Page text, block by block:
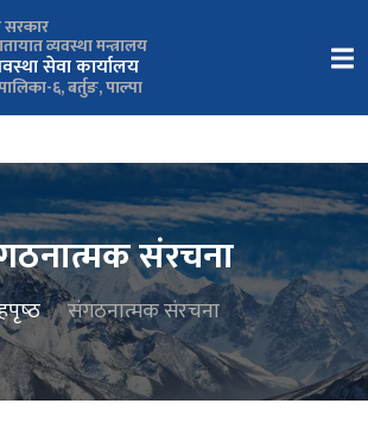
सरकार
व्यवस्था मन्त्रालय
सेवा कार्यालय
६, बर्तुङ, पाल्पा
संरचना
संगठनात्मक संरचना